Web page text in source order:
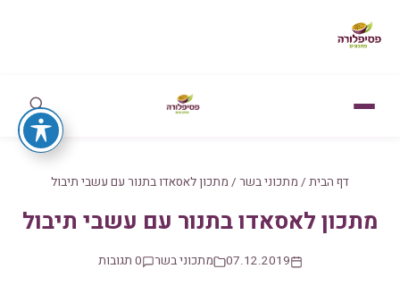
דף הבית / מתכוני בשר / מתכון לאסאדו בתנור עם עשבי תיבול
מתכון לאסאדו בתנור עם עשבי תיבול
07.12.2019 מתכוני בשר 0 תגובות